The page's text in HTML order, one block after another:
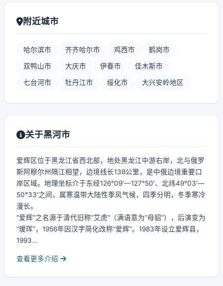
附近城市
哈尔滨市 齐齐哈尔市 鸡西市 鹤岗市
双鸭山市 大庆市 伊春市 佳木斯市
七台河市 牡丹江市 绥化市 大兴安岭地区
关于黑河市
爱辉区位于黑龙江省西北部，地处黑龙江中游右岸，北与俄罗
斯阿穆尔州隔江相望，边境线长138公里，是中俄边境重要口
岸区域。地理坐标介于东经126°09′—127°50′、北纬49°03′—
50°33′之间，属寒温带大陆性季风气候，四季分明，冬季寒冷
漫长。
“爱辉”之名源于清代旧称“艾虎”（满语意为“母貂”），后演变为
“瑷珲”，1956年因汉字简化改称“爱辉”。1983年设立爱辉县，
1993...
查看更多介绍